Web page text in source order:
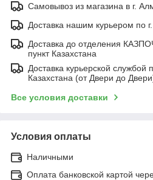
Самовывоз из магазина в г.
Доставка нашим курьером по
Доставка до отделения
пункт Казахстана
Доставка курьерской службой
Казахстана (от Двери до
Все условия доставки
Условия оплаты
Наличными
Оплата банковской картой